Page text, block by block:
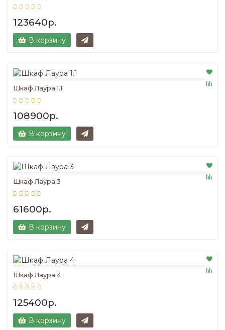
123640р.
В корзину
Шкаф Лаура 1.1
108900р.
В корзину
Шкаф Лаура 3
61600р.
В корзину
Шкаф Лаура 4
125400р.
В корзину